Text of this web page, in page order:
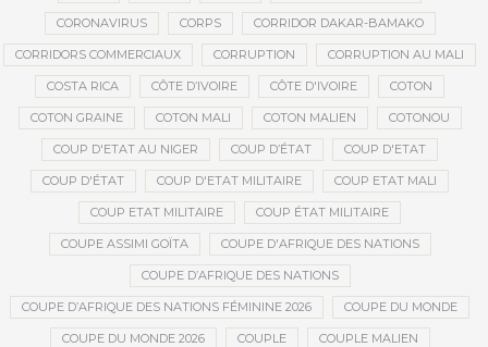
CORONAVIRUS CORPS CORRIDOR DAKAR-BAMAKO
CORRIDORS COMMERCIAUX CORRUPTION CORRUPTION AU MALI
COSTA RICA CÔTE D’IVOIRE CÔTE D'IVOIRE COTON
COTON GRAINE COTON MALI COTON MALIEN COTONOU
COUP D'ETAT AU NIGER COUP D’ÉTAT COUP D'ETAT
COUP D'ÉTAT COUP D'ETAT MILITAIRE COUP ETAT MALI
COUP ETAT MILITAIRE COUP ÉTAT MILITAIRE
COUPE ASSIMI GOÏTA COUPE D'AFRIQUE DES NATIONS
COUPE D’AFRIQUE DES NATIONS
COUPE D’AFRIQUE DES NATIONS FÉMININE 2026 COUPE DU MONDE
COUPE DU MONDE 2026 COUPLE COUPLE MALIEN